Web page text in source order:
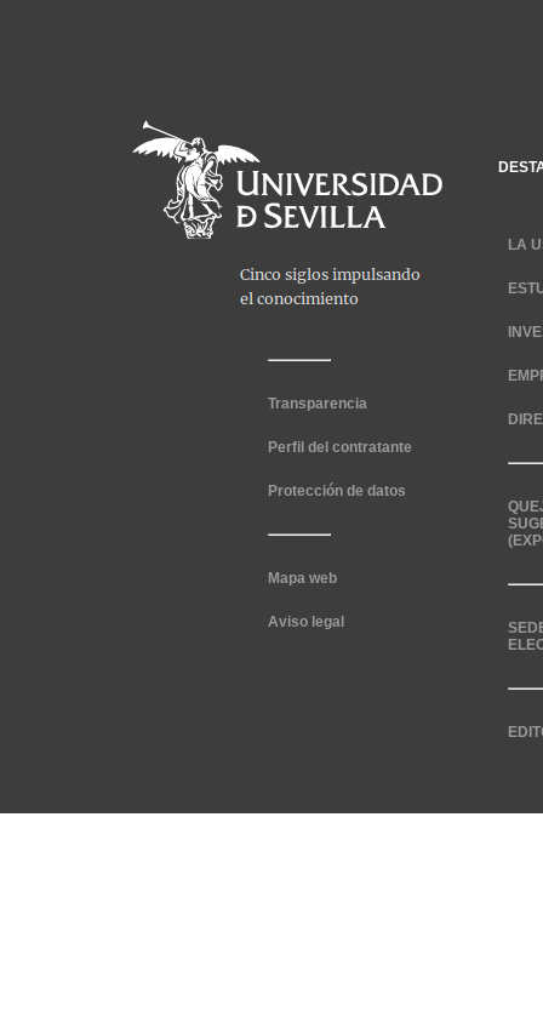
Transparencia
Perfil del contratante
Protección de datos
Mapa web
Aviso legal
LA